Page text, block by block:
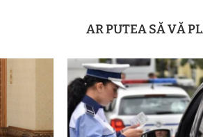
AR PUTEA SĂ VĂ